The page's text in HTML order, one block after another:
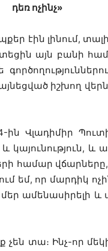
դեռ ոչինչ»
էին լինում,
այն բանի
իշխող
ին Վլադիմիր
և
համար
որ մարդիկ
մեր
տա։ Ինչ-որ